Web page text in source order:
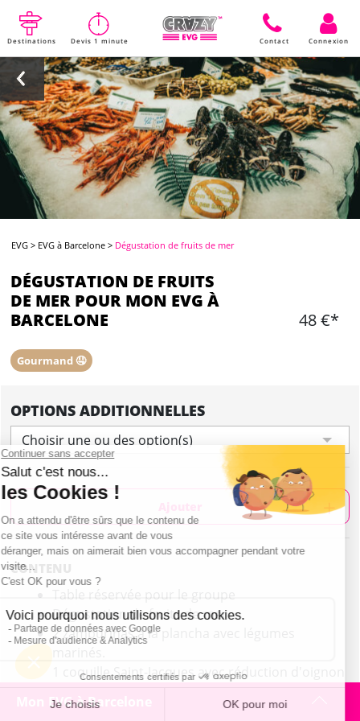
Destinations Devis 1 minute Contact Connexion
EVG > EVG à Barcelone > Dégustation de fruits de mer
DÉGUSTATION DE FRUITS
DE MER POUR MON EVG À
BARCELONE
48 €*
Gourmand 🤤
OPTIONS ADDITIONNELLES
Choisir une ou des option(s)
CONTENU
Table réservée pour le groupe
Dégustation de fruits de mer
2 zamburiñas à la plancha avec légumes
1 coquille Saint-Jacques avec réduction d'oignon
rouge et pétales d'oignon tendre.
1 plat de calamars de côte à la andalouse
Mon EVG à Barcelone